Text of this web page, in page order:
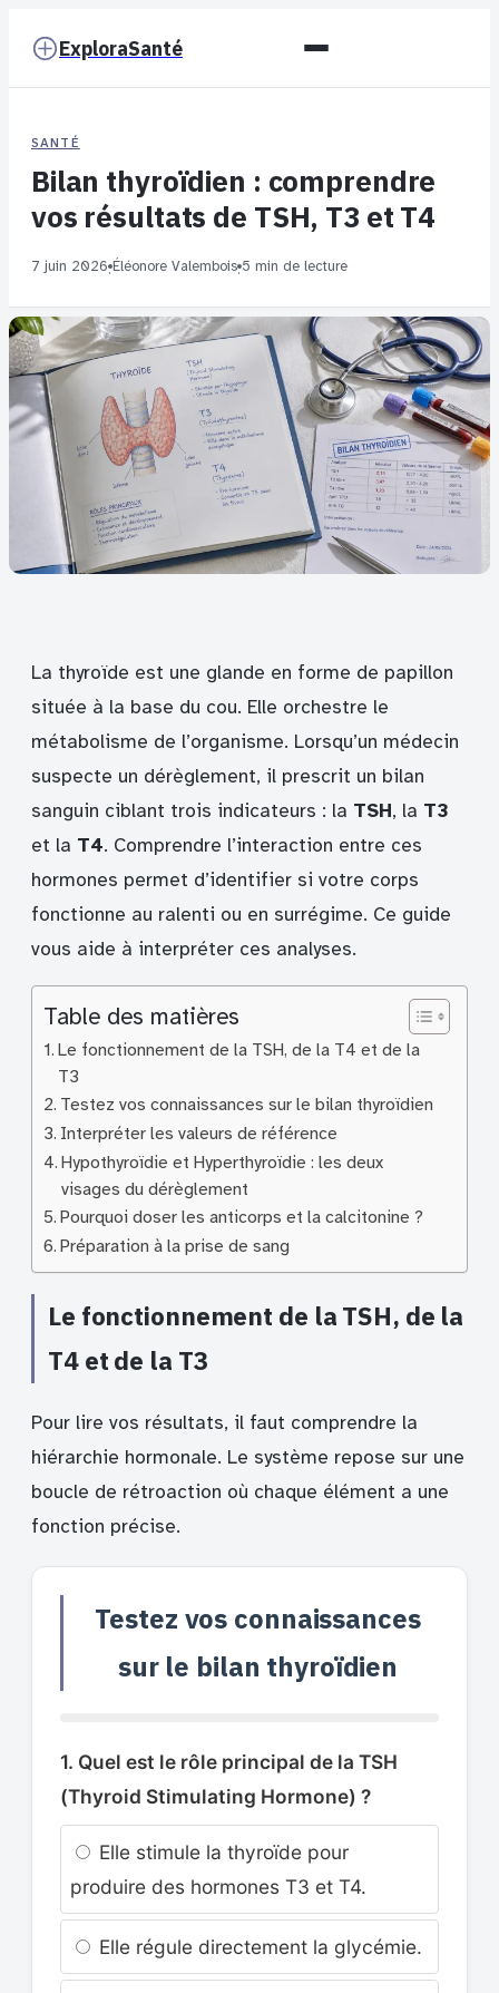
ExploraSanté
SANTÉ
Bilan thyroïdien : comprendre
vos résultats de TSH, T3 et T4
7 juin 2026·Éléonore Valembois·5 min de lecture
La thyroïde est une glande en forme de papillon
située à la base du cou. Elle orchestre le
métabolisme de l’organisme. Lorsqu’un médecin
suspecte un dérèglement, il prescrit un bilan
sanguin ciblant trois indicateurs : la TSH, la T3
et la T4. Comprendre l’interaction entre ces
hormones permet d’identifier si votre corps
fonctionne au ralenti ou en surrégime. Ce guide
vous aide à interpréter ces analyses.
Table des matières
Le fonctionnement de la TSH, de la T4 et de la
T3
Testez vos connaissances sur le bilan thyroïdien
Interpréter les valeurs de référence
Hypothyroïdie et Hyperthyroïdie : les deux
visages du dérèglement
Pourquoi doser les anticorps et la calcitonine ?
Préparation à la prise de sang
Le fonctionnement de la TSH, de la
T4 et de la T3
Pour lire vos résultats, il faut comprendre la
hiérarchie hormonale. Le système repose sur une
boucle de rétroaction où chaque élément a une
fonction précise.
Testez vos connaissances
sur le bilan thyroïdien
1. Quel est le rôle principal de la TSH
(Thyroid Stimulating Hormone) ?
Elle stimule la thyroïde pour
produire des hormones T3 et T4.
Elle régule directement la glycémie.